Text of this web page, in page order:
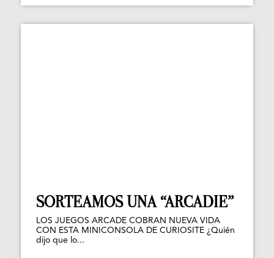
SORTEAMOS UNA “ARCADIE”
LOS JUEGOS ARCADE COBRAN NUEVA VIDA
CON ESTA MINICONSOLA DE CURIOSITE ¿Quién
dijo que lo...